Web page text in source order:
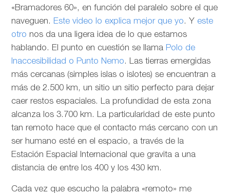
«Bramadores 60», en función del paralelo sobre el que
naveguen. Este video lo explica mejor que yo. Y este
otro nos da una ligera idea de lo que estamos
hablando. El punto en cuestión se llama Polo de
Inaccesibilidad o Punto Nemo. Las tierras emergidas
más cercanas (simples islas o islotes) se encuentran a
más de 2.500 km, un sitio un sitio perfecto para dejar
caer restos espaciales. La profundidad de esta zona
alcanza los 3.700 km. La particularidad de este punto
tan remoto hace que el contacto más cercano con un
ser humano esté en el espacio, a través de la
Estación Espacial Internacional que gravita a una
distancia de entre los 400 y los 430 km.
Cada vez que escucho la palabra «remoto» me